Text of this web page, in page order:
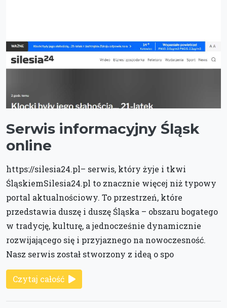
Serwis informacyjny Śląsk
online
https://silesia24.pl– serwis, który żyje i tkwi
ŚląskiemSilesia24.pl to znacznie więcej niż typowy
portal aktualnościowy. To przestrzeń, które
przedstawia duszę i duszę Śląska – obszaru bogatego
w tradycję, kulturę, a jednocześnie dynamicznie
rozwijającego się i przyjaznego na nowoczesność.
Nasz serwis został stworzony z ideą o spo
Czytaj całość